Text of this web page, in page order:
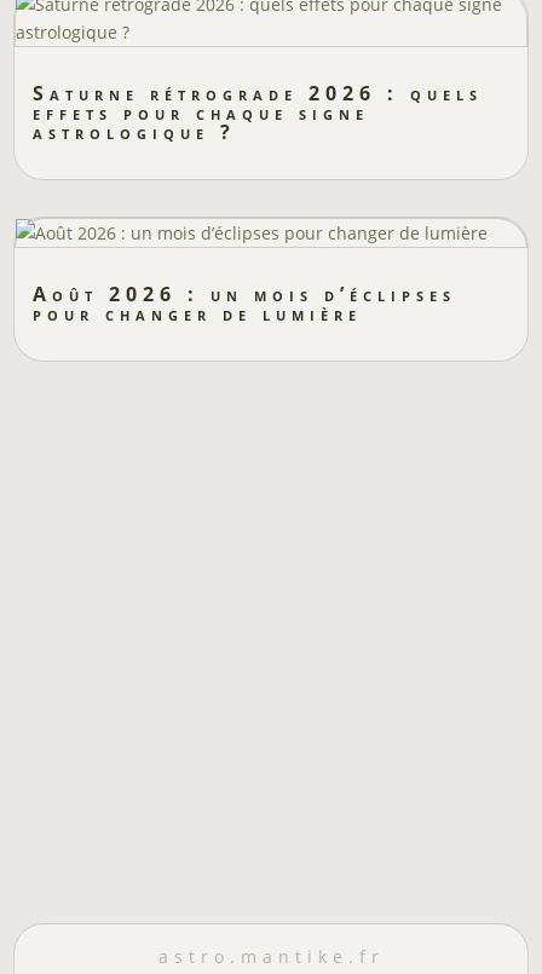
Saturne rétrograde 2026 : quels
effets pour chaque signe
astrologique ?
Août 2026 : un mois d’éclipses
pour changer de lumière
astro.mantike.fr